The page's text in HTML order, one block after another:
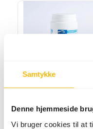
Samtykke
Denne hjemmeside
Vi bruger cookies til at
SUCCESS:
PÅ LAGER